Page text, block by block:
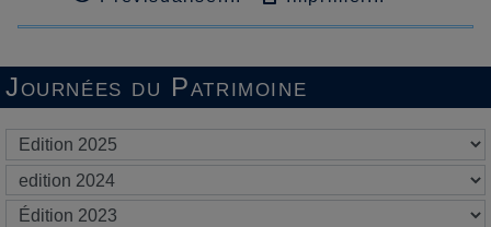
Journées du Patrimoine